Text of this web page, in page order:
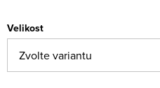
Velikost